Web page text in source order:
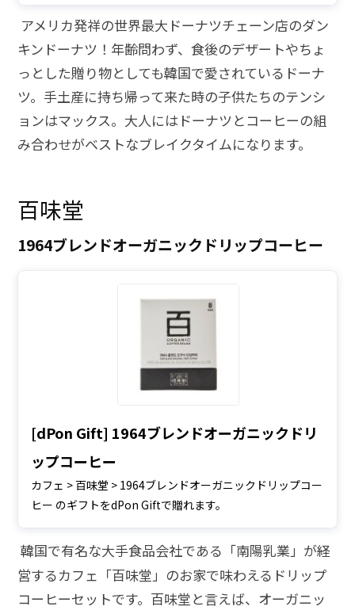
アメリカ発祥の世界最大ドーナツチェーン店のダン
キンドーナツ！年齢問わず、食後のデザートやちょ
っとした贈り物としても韓国で愛されているドーナ
ツ。手土産に持ち帰って来た時の子供たちのテンシ
ョンはマックス。大人にはドーナツとコーヒーの組
み合わせがベストなブレイクタイムになります。
百味堂
1964ブレンドオーガニックドリップコーヒー
[dPon Gift] 1964ブレンドオーガニックドリ
ップコーヒー
カフェ > 百味堂 > 1964ブレンドオーガニックドリップコー
ヒー のギフトをdPon Giftで贈れます。
韓国で有名な大手食品会社である「南陽乳業」が経
営するカフェ「百味堂」のお家で味わえるドリップ
コーヒーセットです。百味堂と言えば、オーガニッ